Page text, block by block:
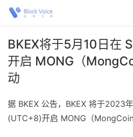
BKEX将于5月10日在
开启 MONG（
动
据 BKEX 公告，BKEX 将于2023
(UTC+8)开启 MONG（MongCoin